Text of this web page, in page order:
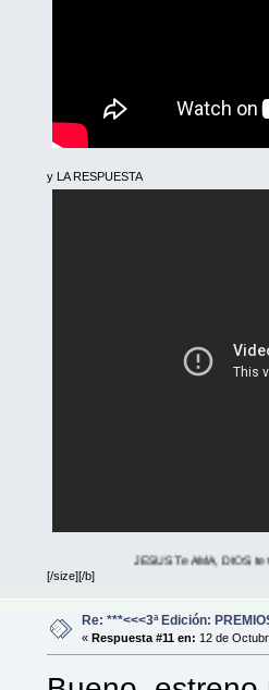
y LA RESPUESTA
JESUS Te AMA, DIOS te Quiere,
[/size][/b]
Re: ***<<<3ª Edición:
«Respuesta #11 en: 12 de